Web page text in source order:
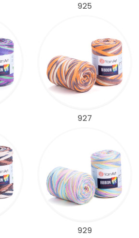
925
927
929